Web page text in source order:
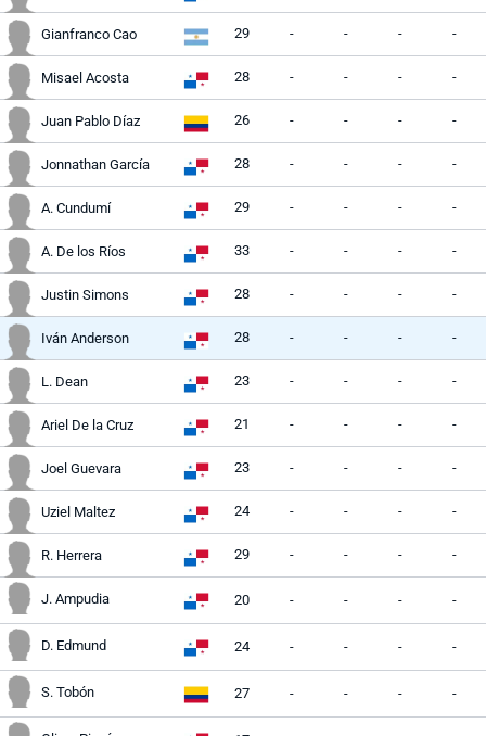
Gianfranco Cao 29 - - - -
Misael Acosta 28 - - - -
Juan Pablo Díaz 26 - - - -
Jonnathan García 28 - - - -
A. Cundumí 29 - - - -
A. De los Ríos 33 - - - -
Justin Simons 28 - - - -
Iván Anderson 28 - - - -
L. Dean 23 - - - -
Ariel De la Cruz 21 - - - -
Joel Guevara 23 - - - -
Uziel Maltez 24 - - - -
R. Herrera 29 - - - -
J. Ampudia 20 - - - -
D. Edmund 24 - - - -
S. Tobón 27 - - - -